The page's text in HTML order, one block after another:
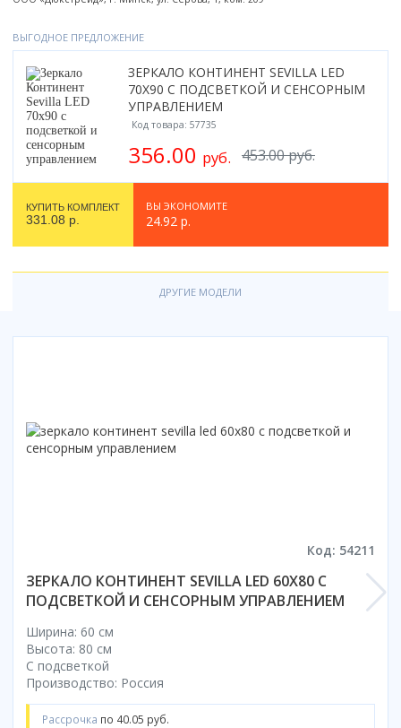
Способ открывания
С раздвижной дверью
С распашной дверью
Со складной дверью
С открывающейся дверью
Высокие
Низкие
200 см
До 200 см
Коврик для душевой кабины
Смотреть все
ВЫГОДНОЕ ПРЕДЛОЖЕНИЕ
ЗЕРКАЛО КОНТИНЕНТ SEVILLA LED
70X90 С ПОДСВЕТКОЙ И СЕНСОРНЫМ
УПРАВЛЕНИЕМ
Код товара: 57735
453.00 руб.
356.00 руб.
КУПИТЬ КОМПЛЕКТ
331.08 р.
ВЫ ЭКОНОМИТЕ
24.92 р.
ДРУГИЕ МОДЕЛИ
Код: 54211
ЗЕРКАЛО КОНТИНЕНТ SEVILLA LED 60X80 С
ПОДСВЕТКОЙ И СЕНСОРНЫМ УПРАВЛЕНИЕМ
Ширина: 60 см
Высота: 80 см
С подсветкой
Производство: Россия
Рассрочка по 40.05 руб.